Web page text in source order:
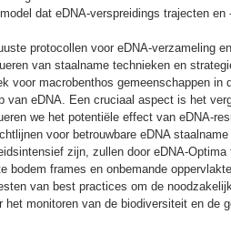
dat eDNA-verspreidings trajecten
protocollen voor eDNA-verzameling
van staalname technieken en
voor macrobenthos gemeenschappen
eDNA. Een cruciaal aspect is het
we het potentiële effect van eDNA-
voor betrouwbare eDNA staalname
zijn, zullen door eDNA-
frames en onbemande
van best practices om de
monitoren van de biodiversiteit en de